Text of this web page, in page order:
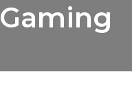
Gaming